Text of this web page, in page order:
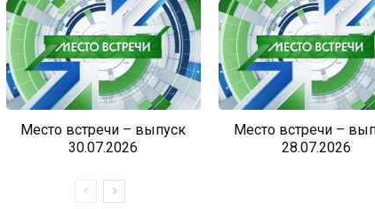
Место встречи – выпуск
30.07.2026
Место встречи –
28.07.2026